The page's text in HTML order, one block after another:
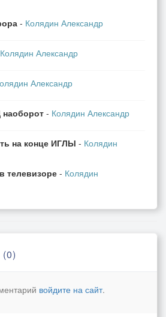
- Колядин Александр
Колядин Александр
Александр
- Колядин Александр
на конце ИГЛЫ - Колядин
телевизоре- Колядин
войдите на сайт.